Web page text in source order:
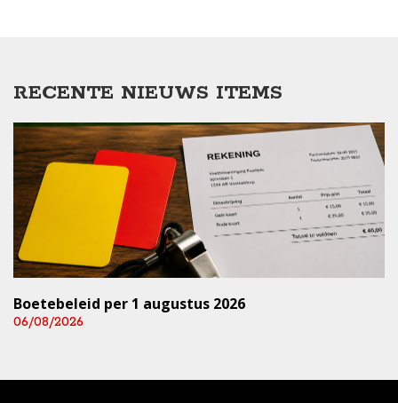
RECENTE NIEUWS ITEMS
Boetebeleid per 1 augustus 2026
06/08/2026